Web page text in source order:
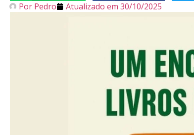
Por Pedro Atualizado em 30/10/2025